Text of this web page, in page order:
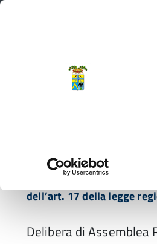
dell’art. 17 della legge
Delibera di Assemblea